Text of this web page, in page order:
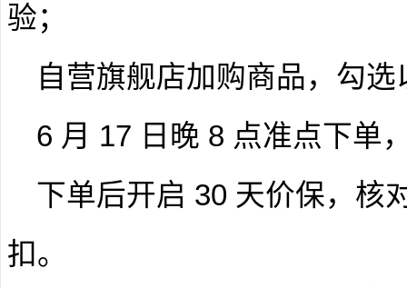
验；
自营旗舰店加购商品，勾
6 月 17 日晚 8 点准点下单
下单后开启 30 天价保，核
扣。